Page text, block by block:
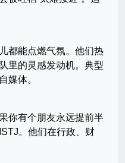
都能点燃气氛。他们热
里的灵感发动机。典型
媒体。
你有个朋友永远提前半
。他们在行政、财